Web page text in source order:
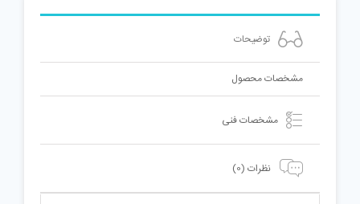
توضیحات
مشخصات محصول
مشخصات فنی
نظرات (0)